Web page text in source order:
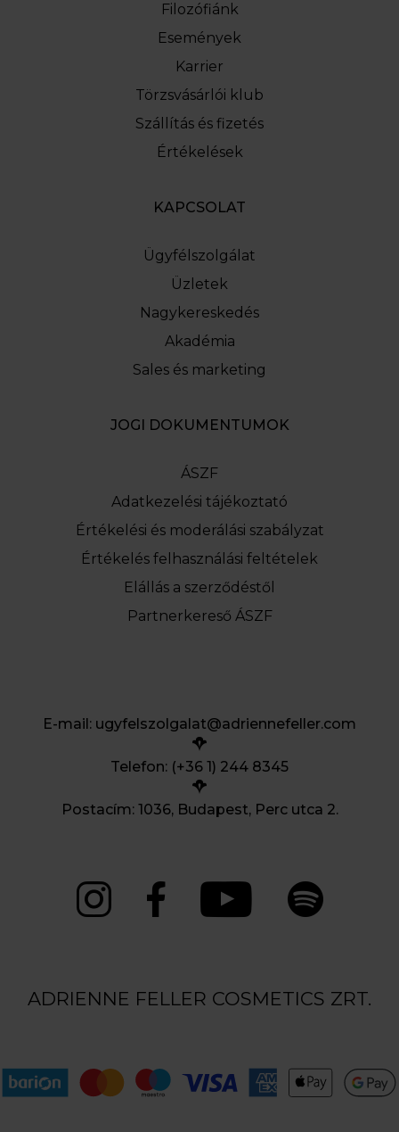
Filozófiánk
Események
Karrier
Törzsvásárlói klub
Szállítás és fizetés
Értékelések
KAPCSOLAT
Ügyfélszolgálat
Üzletek
Nagykereskedés
Akadémia
Sales és marketing
JOGI DOKUMENTUMOK
ÁSZF
Adatkezelési tájékoztató
Értékelési és moderálási szabályzat
Értékelés felhasználási feltételek
Elállás a szerződéstől
Partnerkereső ÁSZF
E-mail: ugyfelszolgalat@adriennefeller.com
Telefon: (+36 1) 244 8345
Postacím: 1036, Budapest, Perc utca 2.
ADRIENNE FELLER COSMETICS ZRT.